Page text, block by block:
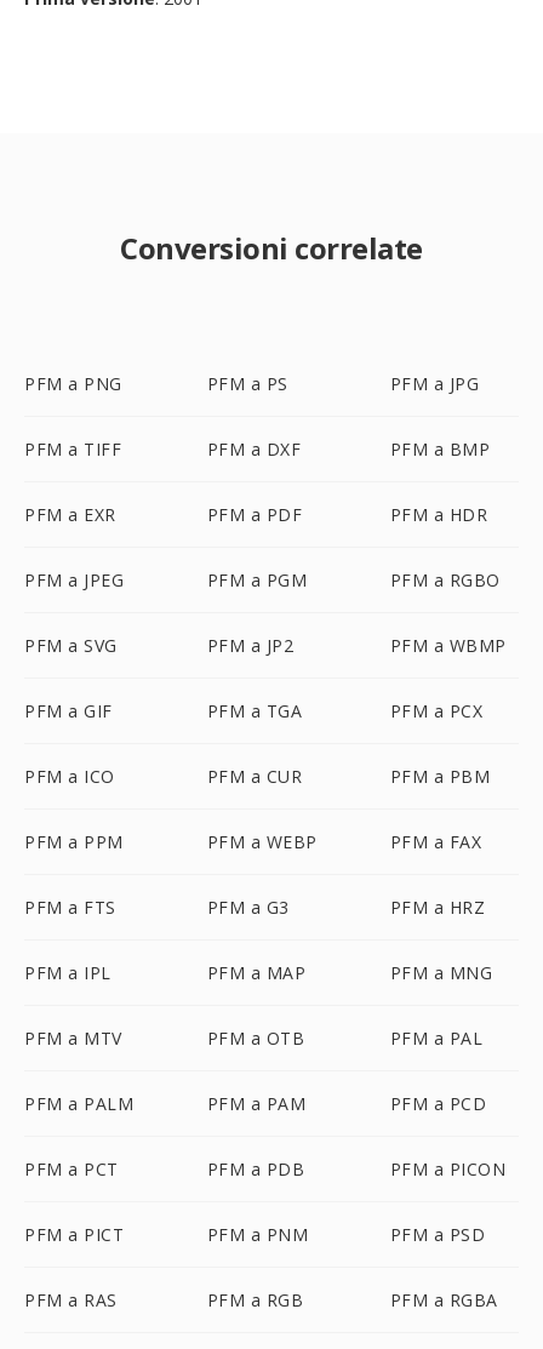
Conversioni correlate
PFM a PNG PFM a PS PFM a JPG
PFM a TIFF PFM a DXF PFM a BMP
PFM a EXR PFM a PDF PFM a HDR
PFM a JPEG PFM a PGM PFM a RGBO
PFM a SVG PFM a JP2 PFM a WBMP
PFM a GIF PFM a TGA PFM a PCX
PFM a ICO PFM a CUR PFM a PBM
PFM a PPM PFM a WEBP PFM a FAX
PFM a FTS PFM a G3 PFM a HRZ
PFM a IPL PFM a MAP PFM a MNG
PFM a MTV PFM a OTB PFM a PAL
PFM a PALM PFM a PAM PFM a PCD
PFM a PCT PFM a PDB PFM a PICON
PFM a PICT PFM a PNM PFM a PSD
PFM a RAS PFM a RGB PFM a RGBA